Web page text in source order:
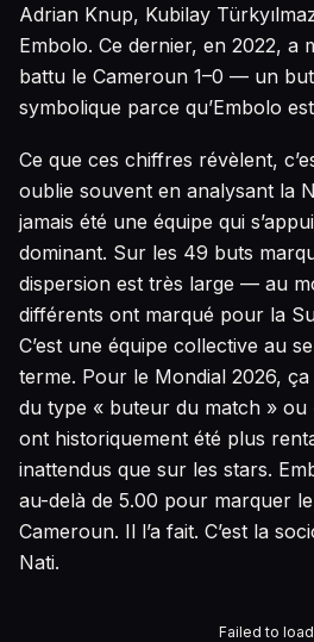
Adrian Knup, Kubilay
Embolo. Ce dernier, en 2022, a
battu le Cameroun 1–0 — un
symbolique parce qu’Embolo
Ce que ces chiffres révèlent,
oublie souvent en analysant la
jamais été une équipe qui
dominant. Sur les 49 buts
dispersion est très large — au
différents ont marqué pour la
C’est une équipe collective au
terme. Pour le Mondial 2026,
du type « buteur du match »
ont historiquement été plus
inattendus que sur les stars.
au-delà de 5.00 pour marquer
Cameroun. Il l’a fait. C’est la
Nati.
Failed to load